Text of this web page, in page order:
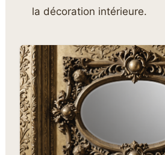
la décoration intérieure.